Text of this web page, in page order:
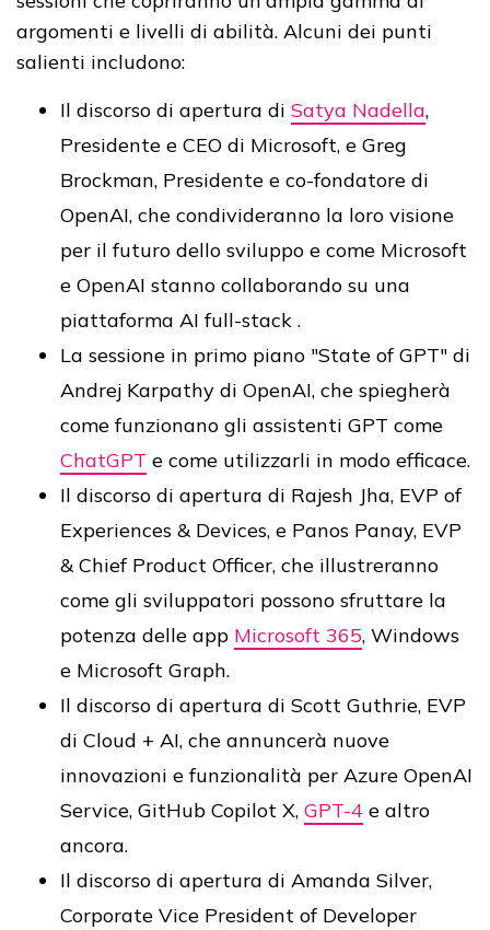
argomenti e livelli di abilità. Alcuni dei punti
salienti includono:
Il discorso di apertura di Satya Nadella,
Presidente e CEO di Microsoft, e Greg
Brockman, Presidente e co-fondatore di
OpenAI, che condivideranno la loro visione
per il futuro dello sviluppo e come Microsoft
e OpenAI stanno collaborando su una
piattaforma AI full-stack .
La sessione in primo piano "State of GPT" di
Andrej Karpathy di OpenAI, che spiegherà
come funzionano gli assistenti GPT come
ChatGPT e come utilizzarli in modo efficace.
Il discorso di apertura di Rajesh Jha, EVP of
Experiences & Devices, e Panos Panay, EVP
& Chief Product Officer, che illustreranno
come gli sviluppatori possono sfruttare la
potenza delle app Microsoft 365, Windows
e Microsoft Graph.
Il discorso di apertura di Scott Guthrie, EVP
di Cloud + AI, che annuncerà nuove
innovazioni e funzionalità per Azure OpenAI
Service, GitHub Copilot X, GPT-4 e altro
ancora.
Il discorso di apertura di Amanda Silver,
Corporate Vice President of Developer